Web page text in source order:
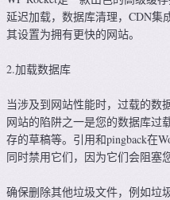
延迟加载，数据库清理，CDN集
其设置为拥有更快的网站。
2.加载数据库
当涉及到网站性能时，过载的数
网站的陷阱之一是您的数据库过
存的草稿等。引用和pingback在
同时禁用它们，因为它们会阻塞
确保删除其他垃圾文件，例如垃